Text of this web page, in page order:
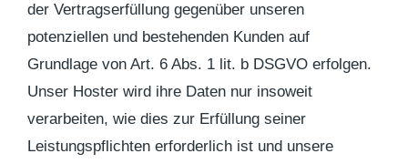
der Vertragserfüllung gegenüber unseren
potenziellen und bestehenden Kunden auf
Grundlage von Art. 6 Abs. 1 lit. b DSGVO erfolgen.
Unser Hoster wird ihre Daten nur insoweit
verarbeiten, wie dies zur Erfüllung seiner
Leistungspflichten erforderlich ist und unsere